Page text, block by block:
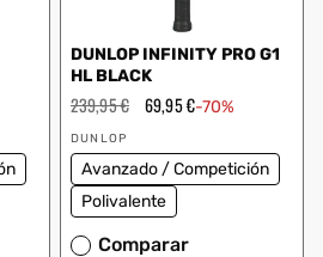
DUNLOP INFINITY PRO G1
HL BLACK
Precio
habitual
239,95 € Precio
69,95 €-70%
Proveedor:
DUNLOP
Avanzado / Competición
Polivalente
Comparar